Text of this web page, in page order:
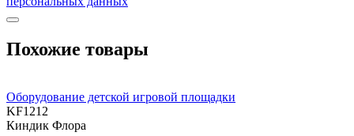
Похожие товары
Оборудование детской игровой площадки
KF1212
Киндик Флора